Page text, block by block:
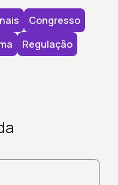
Congresso
Regulação